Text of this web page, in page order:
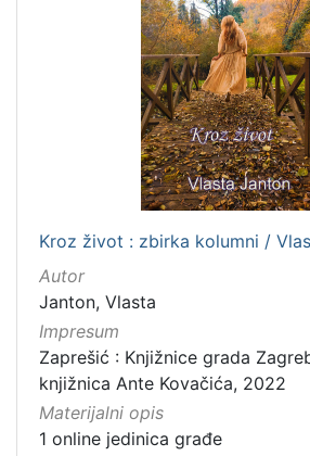
Kroz život : zbirka kolumni /
Autor
Janton, Vlasta
Impresum
Zaprešić : Knjižnice grada
knjižnica Ante Kovačića, 2022
Materijalni opis
1 online jedinica građe